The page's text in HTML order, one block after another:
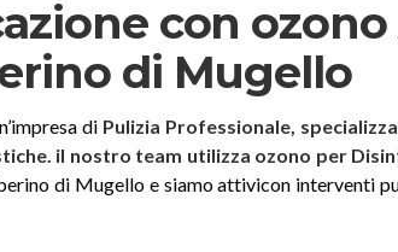
con
di Mugello
di Pulizia Professionale,
il nostro team utilizza ozono per
di Mugello e siamo attivicon interventi